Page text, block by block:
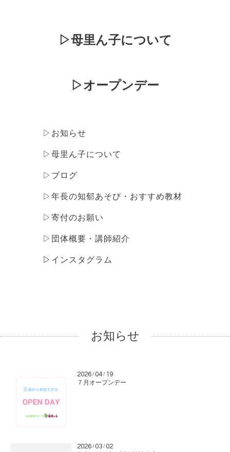
▷母里ん子について
▷オープンデー
▷ お知らせ
▷ 母里ん子について
▷ ブログ
▷ 年長の知郁あそび・おすすめ教材
▷ 寄付のお願い
▷ 団体概要・講師紹介
▷ インスタグラム
お知らせ
2026 / 04 / 19
７月オープンデー
2026 / 03 / 02